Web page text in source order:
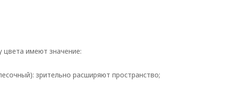
имеют значение:
зрительно расширяют пространство;